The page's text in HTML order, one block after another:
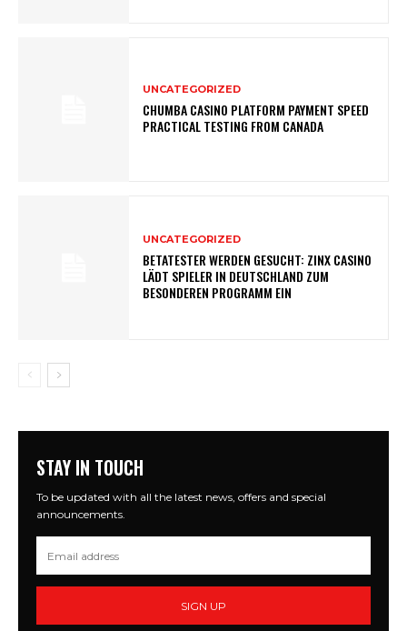
UNCATEGORIZED
CHUMBA CASINO PLATFORM PAYMENT SPEED
PRACTICAL TESTING FROM CANADA
UNCATEGORIZED
BETATESTER WERDEN GESUCHT: ZINX CASINO
LÄDT SPIELER IN DEUTSCHLAND ZUM
BESONDEREN PROGRAMM EIN
STAY IN TOUCH
To be updated with all the latest news, offers and special
announcements.
SIGN UP